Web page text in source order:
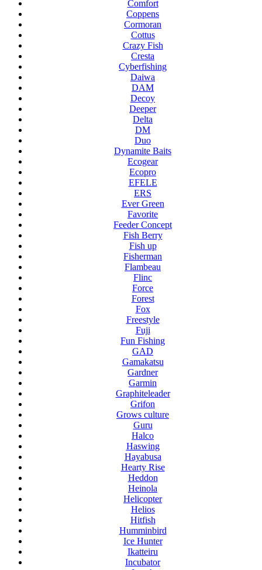
Comfort
Coppens
Cormoran
Cottus
Crazy Fish
Cresta
Cyberfishing
Daiwa
DAM
Decoy
Deeper
Delta
DM
Duo
Dynamite Baits
Ecogear
Ecopro
EFELE
ERS
Ever Green
Favorite
Feeder Concept
Fish Berry
Fish up
Fisherman
Flambeau
Flinc
Force
Forest
Fox
Freestyle
Fuji
Fun Fishing
GAD
Gamakatsu
Gardner
Garmin
Graphiteleader
Grifon
Grows culture
Guru
Halco
Haswing
Hayabusa
Hearty Rise
Heddon
Heinola
Helicopter
Helios
Hitfish
Humminbird
Ice Hunter
Ikatteiru
Incubator